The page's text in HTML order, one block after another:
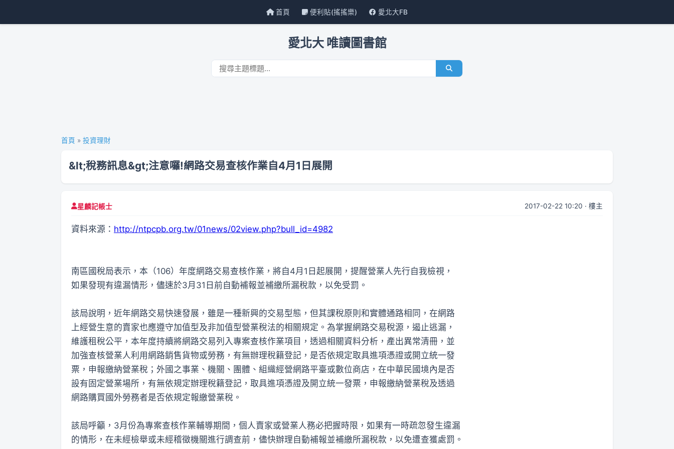
首頁 便利貼(搖搖樂) 愛北大FB
愛北大 唯讀圖書館
首頁 » 投資理財
&lt;稅務訊息&gt;注意囉!網路交易查核作業自4月1日展開
星麟記帳士 2017-02-22 10:20 · 樓主
資料來源： http://ntpcpb.org.tw/01news/02view.php?bull_id=4982
南區國稅局表示，本（106）年度網路交易查核作業，將自4月1日起展開，提醒營業人先行自我檢視，
如果發現有違漏情形，儘速於3月31日前自動補報並補繳所漏稅款，以免受罰。
該局說明，近年網路交易快速發展，雖是一種新興的交易型態，但其課稅原則和實體通路相同，在網路
上經營生意的賣家也應遵守加值型及非加值型營業稅法的相關規定。為掌握網路交易稅源，遏止逃漏，
維護租稅公平，本年度持續將網路交易列入專案查核作業項目，透過相關資料分析，產出異常清冊，並
加強查核營業人利用網路銷售貨物或勞務，有無辦理稅籍登記，是否依規定取具進項憑證或開立統一發
票，申報繳納營業稅；外國之事業、機關、團體、組織經營網路平臺或數位商店，在中華民國境內是否
設有固定營業場所，有無依規定辦理稅籍登記，取具進項憑證及開立統一發票，申報繳納營業稅及透過
網路購買國外勞務者是否依規定報繳營業稅。
該局呼籲，3月份為專案查核作業輔導期間，個人賣家或營業人務必把握時限，如果有一時疏忽發生違漏
的情形，在未經檢舉或未經稽徵機關進行調查前，儘快辦理自動補報並補繳所漏稅款，以免遭查獲處罰。